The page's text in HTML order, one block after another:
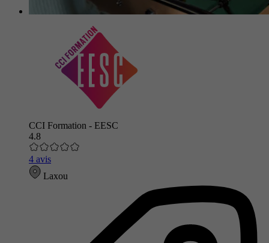
CCI Formation - EESC
4.8
4 avis
Laxou